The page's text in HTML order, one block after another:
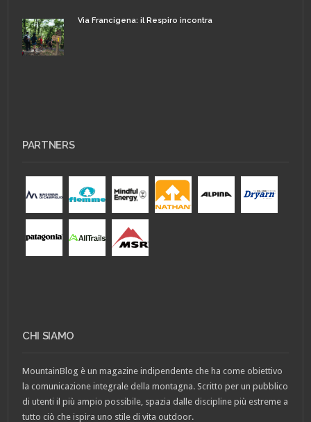
Via Francigena: il Respiro incontra
PARTNERS
CHI SIAMO
MountainBlog è un magazine indipendente che ha come obiettivo
la comunicazione integrale della montagna. Scritto per un pubblico
di utenti il più ampio possibile, spazia dalle discipline più estreme a
tutto ciò che ispira uno stile di vita outdoor.